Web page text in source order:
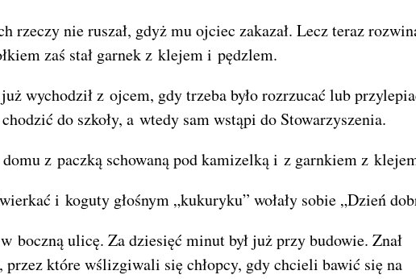
rzeczy nie ruszał, gdyż mu ojciec zakazał. Lecz teraz
zaś stał garnek z klejem i pędzlem.
wychodził z ojcem, gdy trzeba było rozrzucać lub
do szkoły, a wtedy sam wstąpi do Stowarzyszenia.
z paczką schowaną pod kamizelką i z garnkiem z
i koguty głośnym „kukuryku” wołały sobie „Dzień
boczną ulicę. Za dziesięć minut był już przy budowie. Znał
które wślizgiwali się chłopcy, gdy chcieli bawić się na